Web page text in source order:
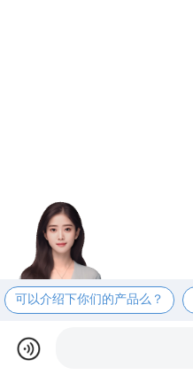
可以介绍下你们的产品么？